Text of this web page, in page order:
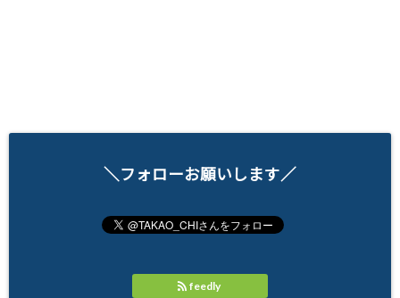
＼フォローお願いします／
feedly